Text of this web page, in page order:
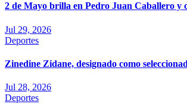
2 de Mayo brilla en Pedro Juan Caballero y
Jul 29, 2026
Deportes
Zinedine Zidane, designado como
Jul 28, 2026
Deportes